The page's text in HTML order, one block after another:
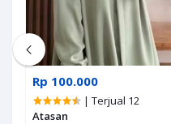
Rp 100.000
| Terjual 12
Atasan